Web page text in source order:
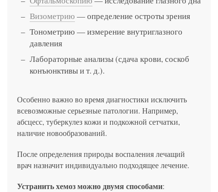
Визометрию — определение остроты зрения
Тонометрию — измерение внутриглазного
давления
Лабораторные анализы (сдача крови, соскоб
конъюнктивы и т. д.).
Особенно важно во время диагностики исключить
всевозможные серьезные патологии. Например,
абсцесс, туберкулез кожи и подкожной сетчатки,
наличие новообразований.
После определения природы воспаления лечащий
врач назначит индивидуально подходящее лечение.
Устранить хемоз можно двумя способами: